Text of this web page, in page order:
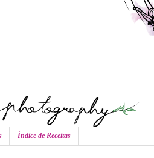
Índice de Receitas